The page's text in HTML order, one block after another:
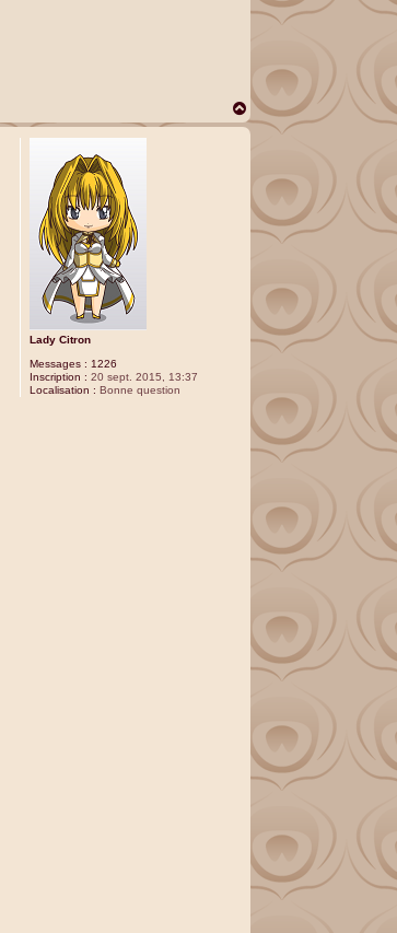
H
a
u
Lady Citron
Messages : 1226
Inscription : 20 sept. 2015, 13:37
Localisation : Bonne question